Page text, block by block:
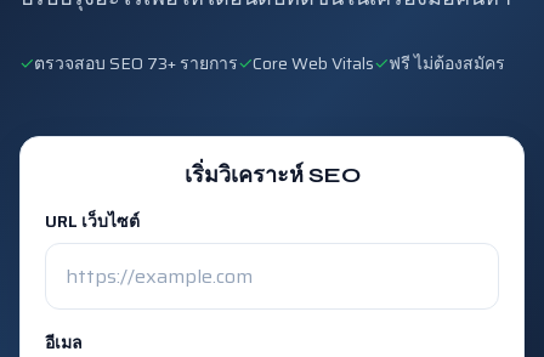
✓ตรวจสอบ SEO 73+ รายการ✓Core Web Vitals✓ฟรี ไม่ต้องสมัคร
เริ่มวิเคราะห์ SEO
URL เว็บไซต์
อีเมล